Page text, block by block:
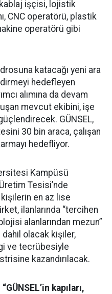
işçisi, lojistik
CNC operatörü, plastik
operatörü gibi
katacağı yeni ara
hedefleyen
alımına da devam
mevcut ekibini, işe
GÜNSEL,
30 bin araca, çalışan
hedefliyor.
Kampüsü
Tesisi’nde
en az lise
ilanlarında “tercihen
alanlarından mezun”
dahil olacak kişiler,
ve tecrübesiyle
kazandırılacak.
kapıları,